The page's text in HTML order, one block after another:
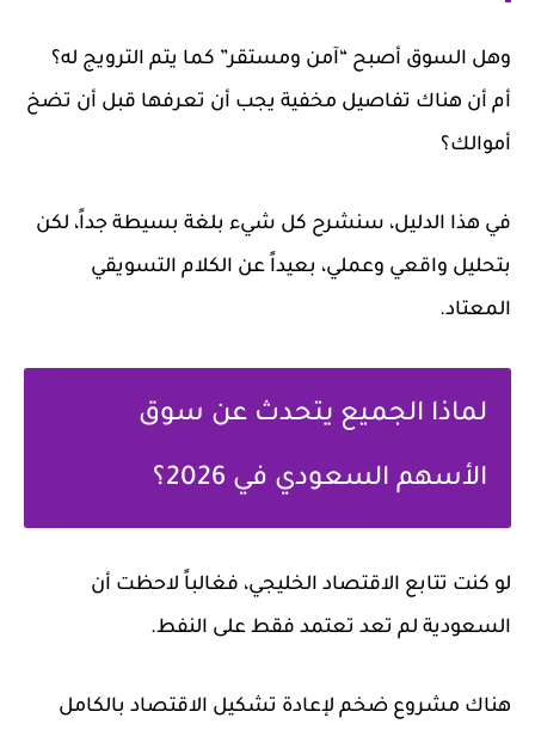
وهل السوق أصبح “آمن ومستقر” كما يتم الترويج له؟
أم أن هناك تفاصيل مخفية يجب أن تعرفها قبل أن تضخ
أموالك؟
في هذا الدليل، سنشرح كل شيء بلغة بسيطة جداً، لكن
بتحليل واقعي وعملي، بعيداً عن الكلام التسويقي
المعتاد.
لماذا الجميع يتحدث عن سوق
الأسهم السعودي في 2026؟
لو كنت تتابع الاقتصاد الخليجي، فغالباً لاحظت أن
السعودية لم تعد تعتمد فقط على النفط.
هناك مشروع ضخم لإعادة تشكيل الاقتصاد بالكامل